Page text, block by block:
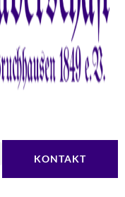
KONTAKT